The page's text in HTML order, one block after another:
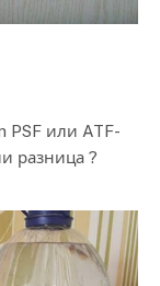
PSF или ATF-
разница ?